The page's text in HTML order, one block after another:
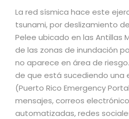
La red sísmica hace este
tsunami, por deslizamiento
Pelee ubicado en las Antillas
de las zonas de inundación
no aparece en área de
de que está sucediendo una
(Puerto Rico Emergency
mensajes, correos
automatizadas, redes